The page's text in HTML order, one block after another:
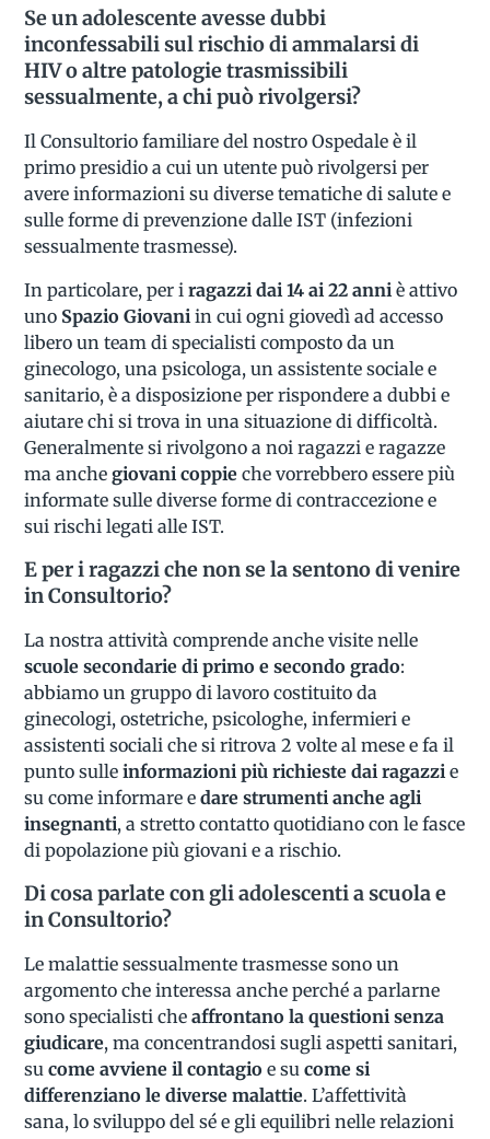
Se un adolescente avesse dubbi
inconfessabili sul rischio di ammalarsi di
HIV o altre patologie trasmissibili
sessualmente, a chi può rivolgersi?
Il Consultorio familiare del nostro Ospedale è il
primo presidio a cui un utente può rivolgersi per
avere informazioni su diverse tematiche di salute e
sulle forme di prevenzione dalle IST (infezioni
sessualmente trasmesse).
In particolare, per iragazzi dai 14 ai 22 anni è attivo
uno Spazio Giovani in cui ogni giovedì ad accesso
libero un team di specialisti composto da un
ginecologo, una psicologa, un assistente sociale e
sanitario, è a disposizione per rispondere a dubbi e
aiutare chi si trova in una situazione di difficoltà.
Generalmente si rivolgono a noi ragazzi e ragazze
ma anchegiovani coppie che vorrebbero essere più
informate sulle diverse forme di contraccezione e
sui rischi legati alle IST.
E per i ragazzi che non se la sentono di venire
in Consultorio?
La nostra attività comprende anche visite nelle
scuole secondarie di primo e secondo grado:
abbiamo un gruppo di lavoro costituito da
ginecologi, ostetriche, psicologhe, infermieri e
assistenti sociali che si ritrova 2 volte al mese e fa il
punto sulleinformazioni più richieste dai ragazzie
su come informare edare strumenti anche agli
insegnanti, a stretto contatto quotidiano con le fasce
di popolazione più giovani e a rischio.
Di cosa parlate con gli adolescenti a scuola e
in Consultorio?
Le malattie sessualmente trasmesse sono un
argomento che interessa anche perché a parlarne
sono specialisti cheaffrontano la questioni senza
giudicare, ma concentrandosi sugli aspetti sanitari,
sucome avviene il contagio e sucome si
differenziano le diverse malattie. L’affettività
sana, lo sviluppo del sé e gli equilibri nelle relazioni